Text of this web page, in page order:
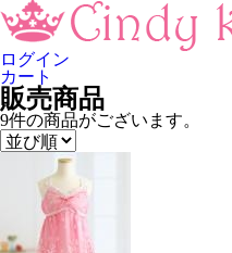
ログイン
カート
販売商品
9件の商品がございます。